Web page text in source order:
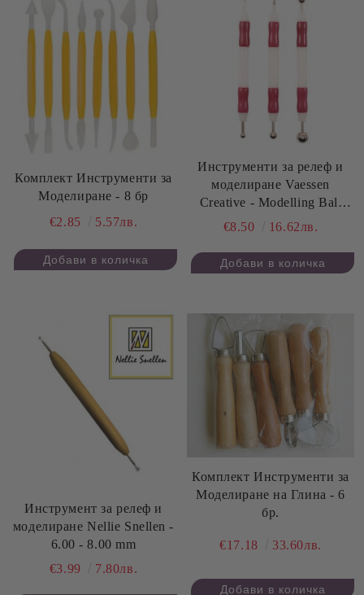
Комплект Инструменти за
Моделиране - 8 бр
€2.85
5.57лв.
Инструменти за релеф и
моделиране Vaessen
Creative - Modelling Ball
Tools - 3 бр.
€8.50 16.62лв.
Инструмент за релеф и
моделиране Nellie Snellen -
6.00 - 8.00 mm
€3.99
7.80лв.
Комплект Инструменти за
Моделиране на Глина - 6
бр.
€17.18 33.60лв.